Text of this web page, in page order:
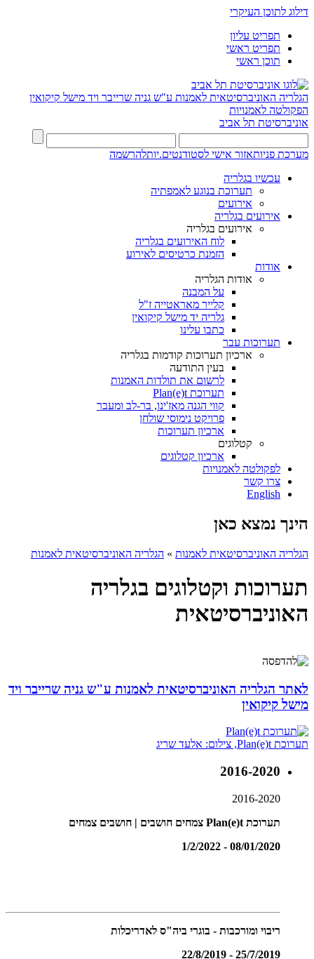
דילוג לתוכן העיקרי
תפריט עליון
תפריט ראשי
תוכן ראשי
הגלריה האוניברסיטאית לאמנות ע"ש גניה שרייבר ויד מישל קיקואין
הפקולטה לאמנויות
אוניברסיטת תל אביב
מערכת פניותאזור אישי לסטודנטים.יותלהרשמה
עכשיו בגלריה
תערוכת בנוגע לאמפתיה
אירועים
אירועים בגלריה
אירועים בגלריה
לוח האירועים בגלריה
הזמנת כרטיסים לאירוע
אודות
אודות הגלריה
על המבנה
קלייר מאראטייה ז"ל
גלריה יד מישל קיקואין
כתבו עלינו
תערוכות עבר
ארכיון תערוכות קודמות בגלריה
בעין התודעה
לרשום את תולדות האמנות
תערוכת Plan(e)t
קווי הגנה מאז'ינו, בר-לב ומעבר
פרויקט נימוסי שולחן
ארכיון תערוכות
קטלוגים
ארכיון קטלוגים
לפקולטה לאמנויות
צרו קשר
English
הינך נמצא כאן
הגלריה האוניברסיטאית לאמנות » הגלריה האוניברסיטאית לאמנות
תערוכות וקטלוגים בגלריה
האוניברסיטאית
לאתר הגלריה האוניברסיטאית לאמנות ע"ש גניה שרייבר ויד
מישל קיקואין
תערוכת Plan(e)t, צילום: אלעד שריג
2016-2020
2016-2020
תערוכת Plan(e)t צמחים חושבים | חושבים צמחים
08/01/2020 - 1/2/2022
ריבוי ומורכבות - בוגרי ביה"ס לאדריכלות
25/7/2019 - 22/8/2019